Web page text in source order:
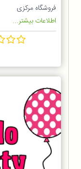
فروشگاه مرکزی
اطلاعات بیشتر...